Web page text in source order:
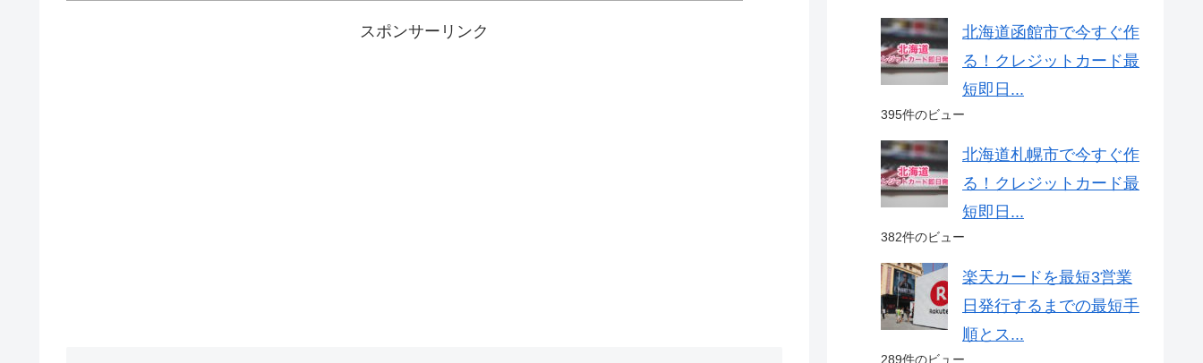
スポンサーリンク
北海道函館市で今すぐ作
る！クレジットカード最
短即日...
395件のビュー
北海道札幌市で今すぐ作
る！クレジットカード最
短即日...
382件のビュー
楽天カードを最短3営業
日発行するまでの最短手
順とス...
289件のビュー